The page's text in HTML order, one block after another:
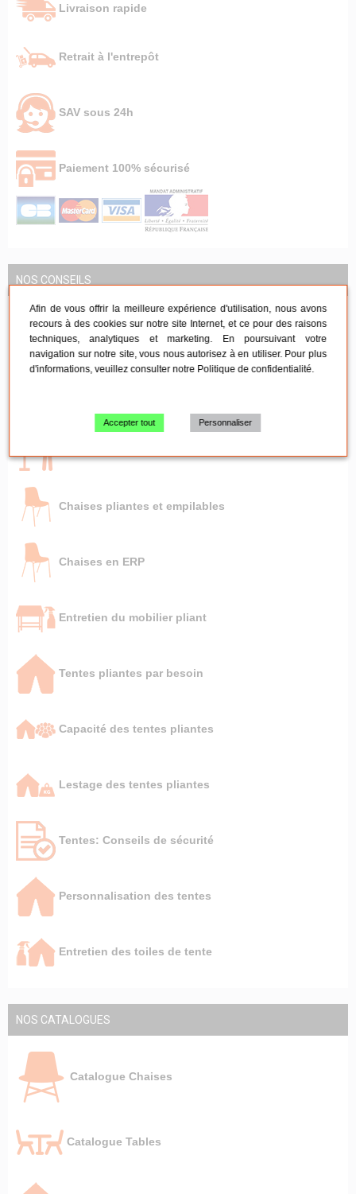
Livraison rapide
Retrait à l'entrepôt
SAV sous 24h
Paiement 100% sécurisé
NOS CONSEILS
Mobilier de réception
Chaises pliantes et empilables
Chaises en ERP
Entretien du mobilier pliant
Tentes pliantes par besoin
Capacité des tentes pliantes
Lestage des tentes pliantes
Tentes: Conseils de sécurité
Personnalisation des tentes
Entretien des toiles de tente
NOS CATALOGUES
Catalogue Chaises
Catalogue Tables
Afin de vous offrir la meilleure expérience d'utilisation, nous avons
recours à des cookies sur notre site Internet, et ce pour des raisons
techniques, analytiques et marketing. En poursuivant votre
navigation sur notre site, vous nous autorisez à en utiliser. Pour plus
d'informations, veuillez consulter notre Politique de confidentialité.
Accepter tout Personnaliser